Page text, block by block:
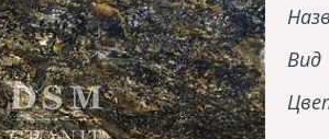
Вид